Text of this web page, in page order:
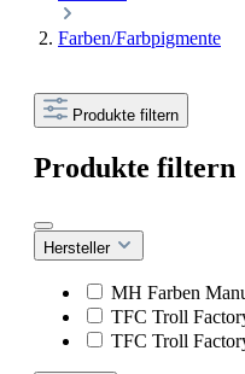
Farben/Farbpigmente
Produkte filtern
Produkte filtern
Hersteller
MH Farben
TFC Troll
TFC Troll